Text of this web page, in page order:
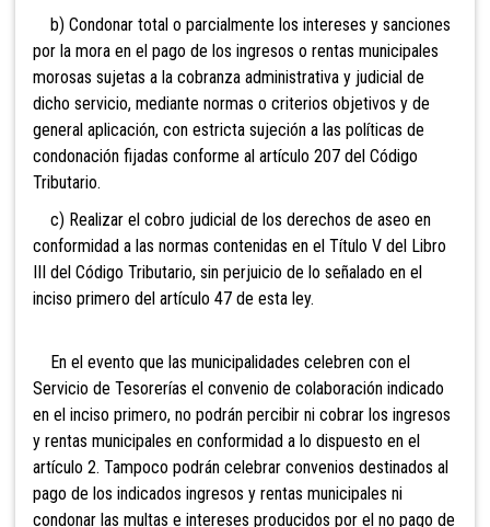
b) Condonar total o parcialmente los intereses y sanciones
por la mora en el pago de los ingresos o rentas municipales
morosas sujetas a la cobranza administrativa y judicial de
dicho servicio, mediante normas o criterios objetivos y de
general aplicación, con estricta sujeción a las políticas de
condonación fijadas conforme al artículo 207 del Código
Tributario.
c) Realizar el cobro judicial de los derechos de aseo en
conformidad a las normas contenidas en el Título V del Libro
III del Código Tributario, sin perjuicio de lo señalado en el
inciso primero del artículo 47 de esta ley.
En el evento que las municipalidades celebren con el
Servicio de Tesorerías el convenio de colaboración indicado
en el inciso primero, no podrán percibir ni cobrar los ingresos
y rentas municipales en conformidad a lo dispuesto en el
artículo 2. Tampoco podrán celebrar convenios destinados al
pago de los indicados ingresos y rentas municipales ni
condonar las multas e intereses producidos por el no pago de